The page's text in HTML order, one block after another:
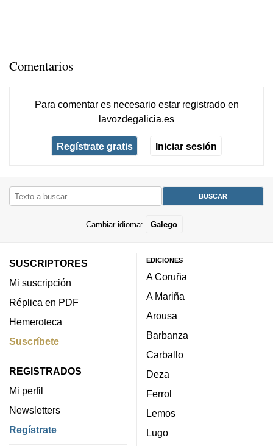
Comentarios
Para comentar es necesario estar registradoen
lavozdegalicia.es
Regístrate gratis Iniciar sesión
Cambiar idioma: Galego
SUSCRIPTORES
Mi suscripción
Réplica en PDF
Hemeroteca
Suscríbete
REGISTRADOS
Mi perfil
Newsletters
Regístrate
EDICIONES
A Coruña
A Mariña
Arousa
Barbanza
Carballo
Deza
Ferrol
Lemos
Lugo